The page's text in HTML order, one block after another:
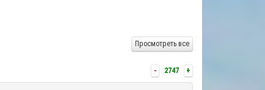
Просмотреть все
- 2747 +